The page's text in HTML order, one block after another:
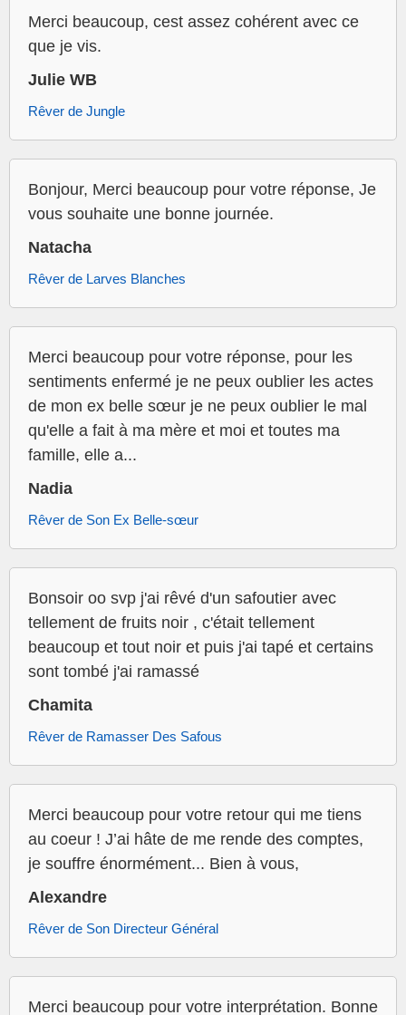
Merci beaucoup, cest assez cohérent avec ce
que je vis.
Julie WB
Rêver de Jungle
Bonjour, Merci beaucoup pour votre réponse, Je
vous souhaite une bonne journée.
Natacha
Rêver de Larves Blanches
Merci beaucoup pour votre réponse, pour les
sentiments enfermé je ne peux oublier les actes
de mon ex belle sœur je ne peux oublier le mal
qu'elle a fait à ma mère et moi et toutes ma
famille, elle a...
Nadia
Rêver de Son Ex Belle-sœur
Bonsoir oo svp j'ai rêvé d'un safoutier avec
tellement de fruits noir , c'était tellement
beaucoup et tout noir et puis j'ai tapé et certains
sont tombé j'ai ramassé
Chamita
Rêver de Ramasser Des Safous
Merci beaucoup pour votre retour qui me tiens
au coeur ! J’ai hâte de me rende des comptes,
je souffre énormément... Bien à vous,
Alexandre
Rêver de Son Directeur Général
Merci beaucoup pour votre interprétation. Bonne